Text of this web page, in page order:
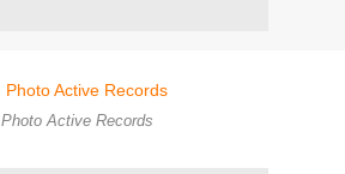
Photo Active Records